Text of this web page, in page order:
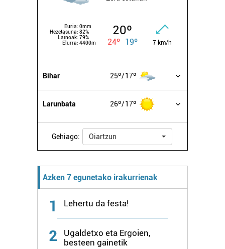
Euria: 0mm
Hezetasuna: 82%
Lainoak: 79%
Elurra: 4400m
20º
24º 19º 7 km/h
Bihar 25º 17º
Larunbata 26º 17º
Gehiago: Oiartzun
Azken 7 egunetako irakurrienak
1 Lehertu da festa!
2
Ugaldetxo eta Ergoien,
besteen gainetik